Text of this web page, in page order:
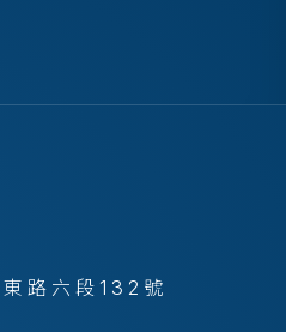
路六段132號